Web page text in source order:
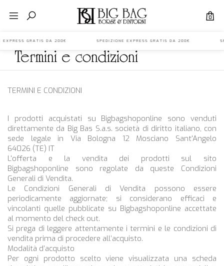
0
EXPRESS GRATIS DA 200€ SPEDIZIONE EXPRESS GRATIS DA 200€
termini e condizioni
TERMINI E CONDIZIONI
I prodotti acquistati su Bigbagshoponline sono venduti
direttamente da Big Bas S.a.s. società di diritto italiano, con
sede legale in Via Bologna 12 Mosciano Sant'Angelo
64026 (TE) IT
L'offerta e la vendita dei prodotti sul sito
Bigbagshoponline sono regolate da queste Condizioni
Generali di Vendita.
Le Condizioni Generali di Vendita possono essere
periodicamente aggiornate; si considerano efficaci e
vincolanti quelle pubblicate su Bigbagshoponline accettate
al momento del check out.
Si prega di leggere attentamente i termini e le condizioni di
vendita prima di procedere all’acquisto.
Modalità d’acquisto
Per ogni prodotto scelto viene visualizzata una scheda